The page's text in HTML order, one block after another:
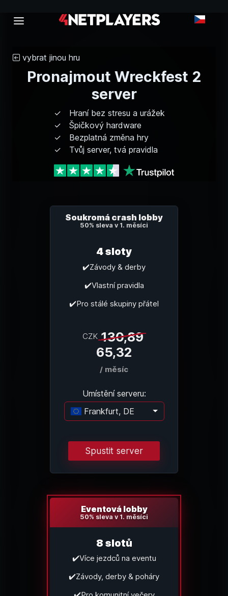
vybrat jinou hru
Pronajmout Wreckfest 2
server
Hraní bez stresu a urážek
Špičkový hardware
Bezplatná změna hry
Tvůj server, tvá pravidla
Soukromá crash lobby
50% sleva v 1. měsíci
4 sloty
✔️Závody & derby
✔️Vlastní pravidla
✔️Pro stálé skupiny přátel
CZK 130,89
65,32
/ měsíc
Umístění serveru:
Frankfurt, DE
Načítání...
Spustit server
Eventová lobby
50% sleva v 1. měsíci
8 slotů
✔️Více jezdců na eventu
✔️Závody, derby & poháry